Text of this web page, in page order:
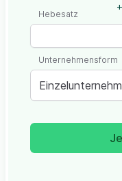
Hebesatz
Unternehmensform